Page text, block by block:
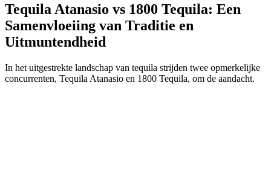
Tequila Atanasio vs 1800 Tequila: Een
Samenvloeiing van Traditie en
Uitmuntendheid
In het uitgestrekte landschap van tequila strijden twee opmerkelijke
concurrenten, Tequila Atanasio en 1800 Tequila, om de aandacht.